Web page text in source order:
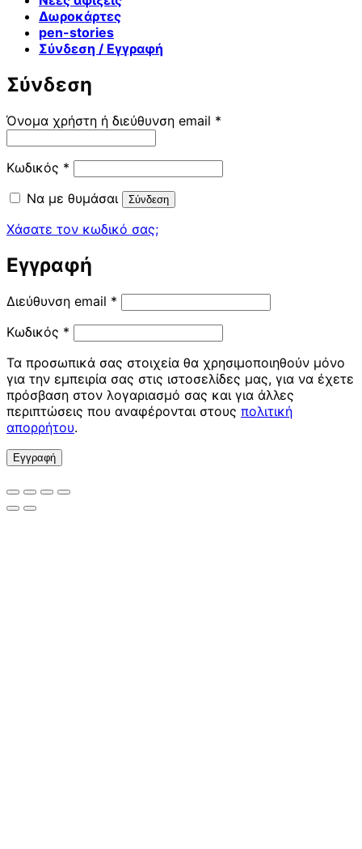
Δωροκάρτες
pen-stories
Σύνδεση / Εγγραφή
Σύνδεση
Όνομα χρήστη ή διεύθυνση email *
Κωδικός * Απαιτείται
Να με θυμάσαι
Σύνδεση
Χάσατε τον κωδικό σας;
Εγγραφή
Διεύθυνση email * Απαιτείται
Κωδικός * Απαιτείται
Τα προσωπικά σας στοιχεία θα χρησιμοποιηθούν μόνο
για την εμπειρία σας στις ιστοσελίδες μας, για να έχετε
πρόσβαση στον λογαριασμό σας και για άλλες
περιπτώσεις που αναφέρονται στους πολιτική
απορρήτου.
Εγγραφή